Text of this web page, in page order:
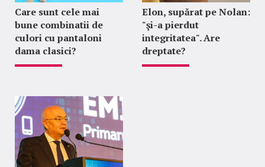
Care sunt cele mai
bune combinatii de
culori cu pantaloni
dama clasici?
Elon, supărat pe Nolan:
"şi-a pierdut
integritatea". Are
dreptate?